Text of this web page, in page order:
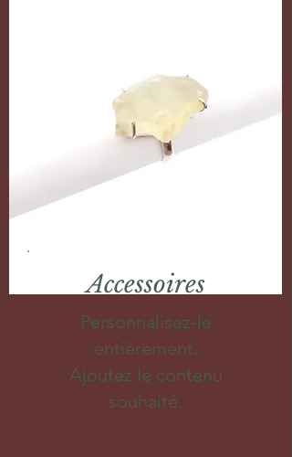
Accessoires
Personnalisez-le
entièrement.
Ajoutez le contenu
souhaité.